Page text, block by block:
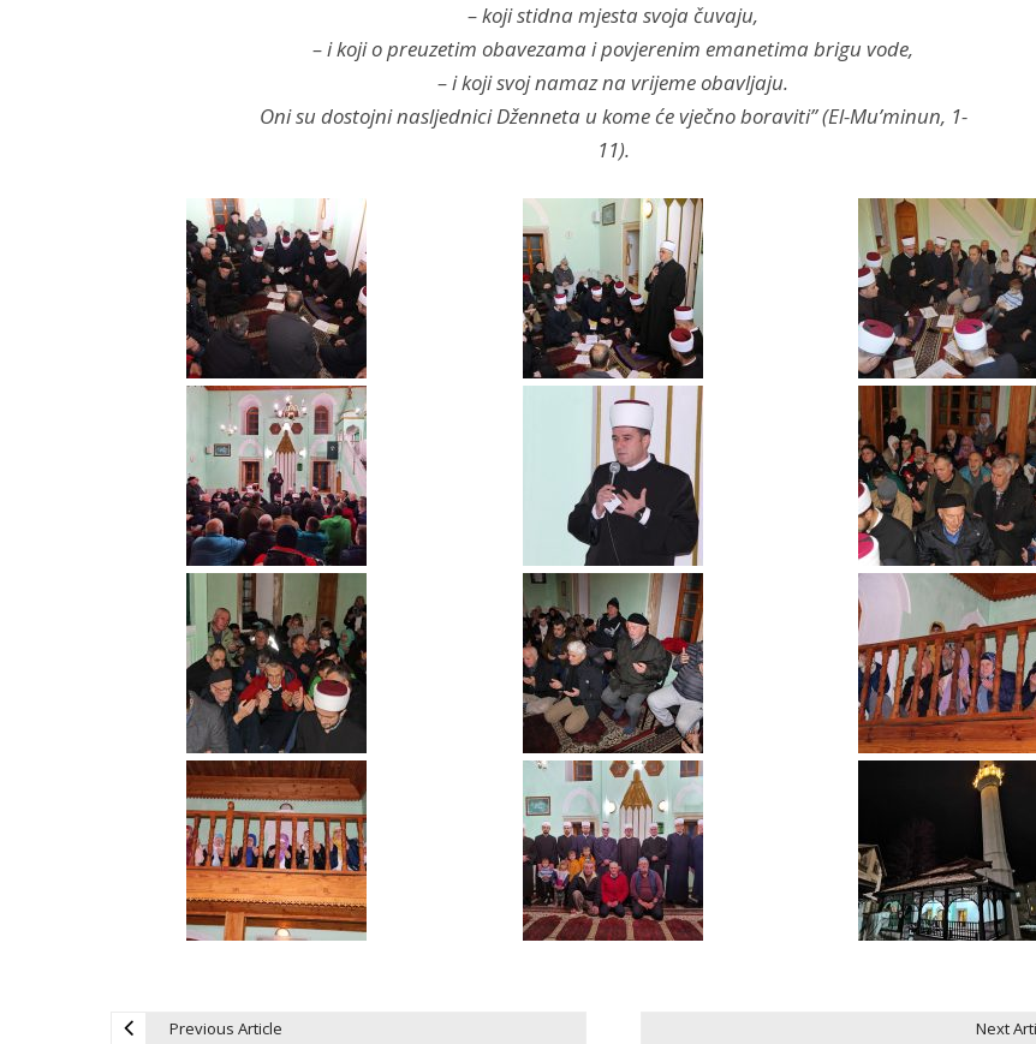
– koji stidna mjesta svoja čuvaju,
– i koji o preuzetim obavezama i povjerenim emanetima brigu vode,
– i koji svoj namaz na vrijeme obavljaju.
Oni su dostojni nasljednici Dženneta u kome će vječno boraviti” (El-Mu’minun, 1-
11).
Previous Article Next